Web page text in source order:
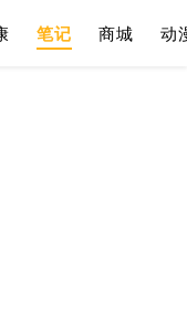
笔记 商城 动